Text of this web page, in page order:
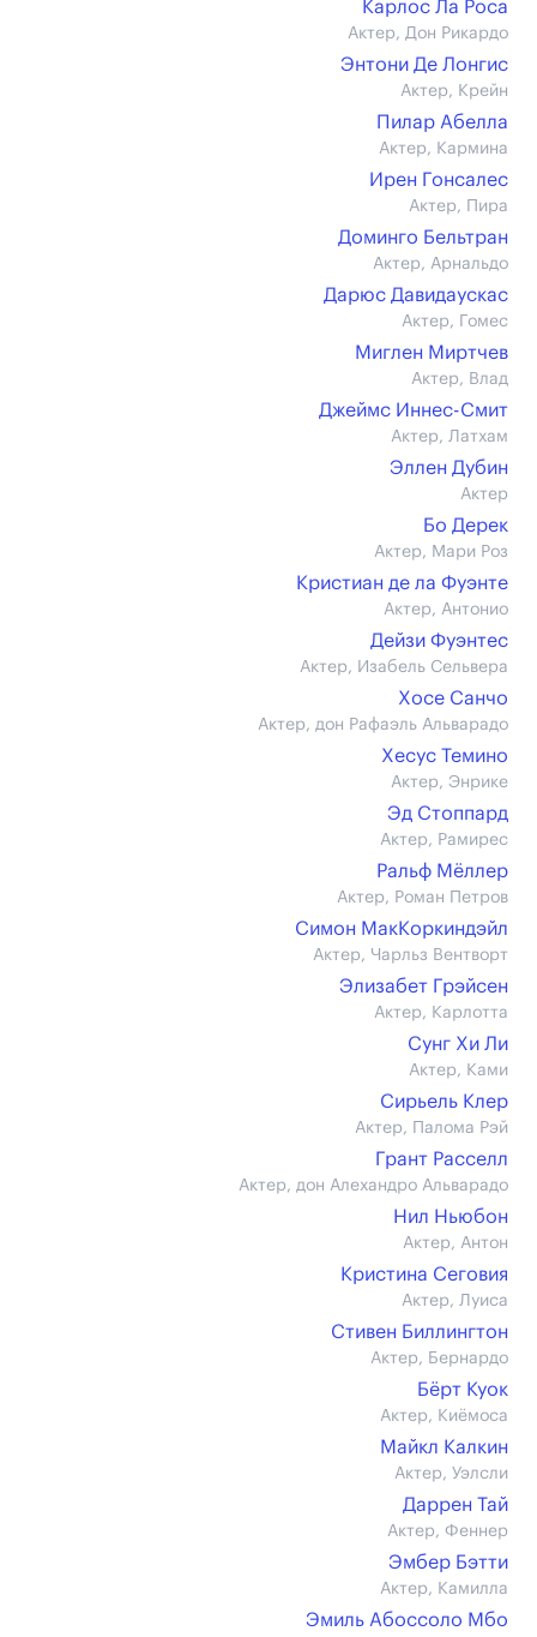
Карлос Ла Роса
Актер, Дон Рикардо
Энтони Де Лонгис
Актер, Крейн
Пилар Абелла
Актер, Кармина
Ирен Гонсалес
Актер, Пира
Доминго Бельтран
Актер, Арнальдо
Дарюс Давидаускас
Актер, Гомес
Миглен Миртчев
Актер, Влад
Джеймс Иннес-Смит
Актер, Латхам
Эллен Дубин
Актер
Бо Дерек
Актер, Мари Роз
Кристиан де ла Фуэнте
Актер, Антонио
Дейзи Фуэнтес
Актер, Изабель Сельвера
Хосе Санчо
Актер, дон Рафаэль Альварадо
Хесус Темино
Актер, Энрике
Эд Стоппард
Актер, Рамирес
Ральф Мёллер
Актер, Роман Петров
Симон МакКоркиндэйл
Актер, Чарльз Вентворт
Элизабет Грэйсен
Актер, Карлотта
Сунг Хи Ли
Актер, Ками
Сирьель Клер
Актер, Палома Рэй
Грант Расселл
Актер, дон Алехандро Альварадо
Нил Ньюбон
Актер, Антон
Кристина Сеговия
Актер, Луиса
Стивен Биллингтон
Актер, Бернардо
Бёрт Куок
Актер, Киёмоса
Майкл Калкин
Актер, Уэлсли
Даррен Тай
Актер, Феннер
Эмбер Бэтти
Актер, Камилла
Эмиль Абоссоло Мбо